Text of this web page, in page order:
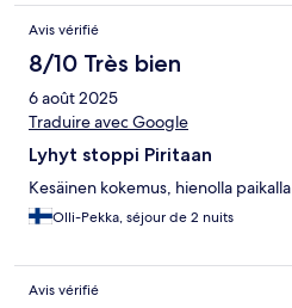
Avis vérifié
8/10 Très bien
6 août 2025
Traduire avec Google
Lyhyt stoppi Piritaan
Kesäinen kokemus, hienolla paikalla
Olli-Pekka, séjour de 2 nuits
Avis vérifié